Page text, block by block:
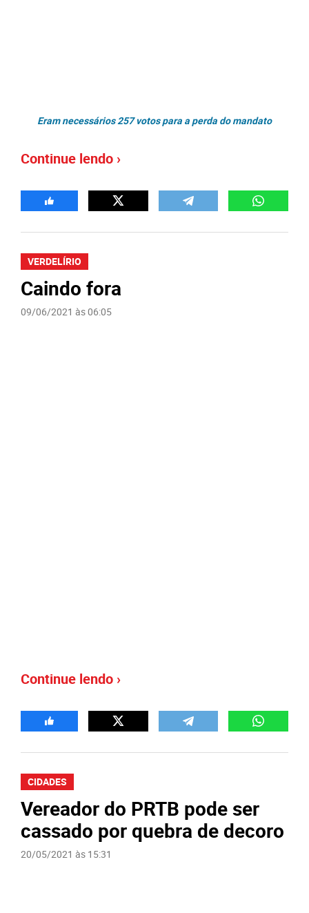
Eram necessários 257 votos para a perda do mandato
Continue lendo ›
VERDELÍRIO
Caindo fora
09/06/2021 às 06:05
Continue lendo ›
CIDADES
Vereador do PRTB pode ser
cassado por quebra de decoro
20/05/2021 às 15:31